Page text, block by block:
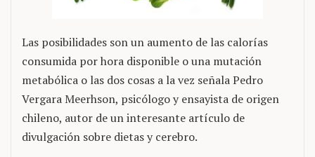
Las posibilidades son un aumento de las calorías
consumida por hora disponible o una mutación
metabólica o las dos cosas a la vez señala Pedro
Vergara Meerhson, psicólogo y ensayista de origen
chileno, autor de un interesante artículo de
divulgación sobre dietas y cerebro.